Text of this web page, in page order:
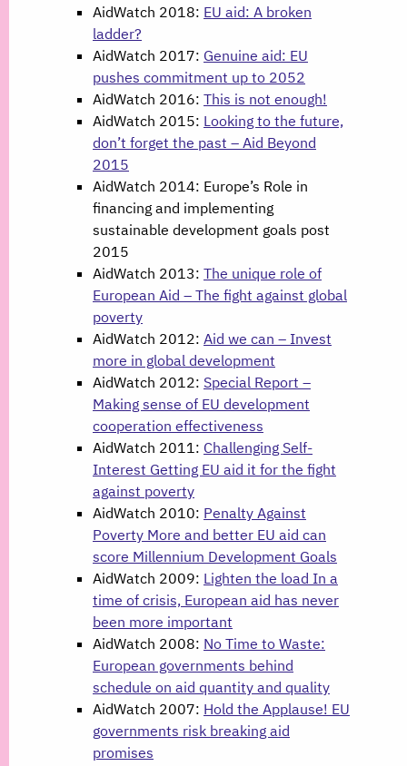
AidWatch 2018: EU aid: A broken
ladder?
AidWatch 2017: Genuine aid: EU
pushes commitment up to 2052
AidWatch 2016: This is not enough!
AidWatch 2015: Looking to the future,
don’t forget the past – Aid Beyond
2015
AidWatch 2014: Europe’s Role in
financing and implementing
sustainable development goals post
2015
AidWatch 2013: The unique role of
European Aid – The fight against global
poverty
AidWatch 2012: Aid we can – Invest
more in global development
AidWatch 2012: Special Report –
Making sense of EU development
cooperation effectiveness
AidWatch 2011: Challenging Self-
Interest Getting EU aid it for the fight
against poverty
AidWatch 2010: Penalty Against
Poverty More and better EU aid can
score Millennium Development Goals
AidWatch 2009: Lighten the load In a
time of crisis, European aid has never
been more important
AidWatch 2008: No Time to Waste:
European governments behind
schedule on aid quantity and quality
AidWatch 2007: Hold the Applause! EU
governments risk breaking aid
promises